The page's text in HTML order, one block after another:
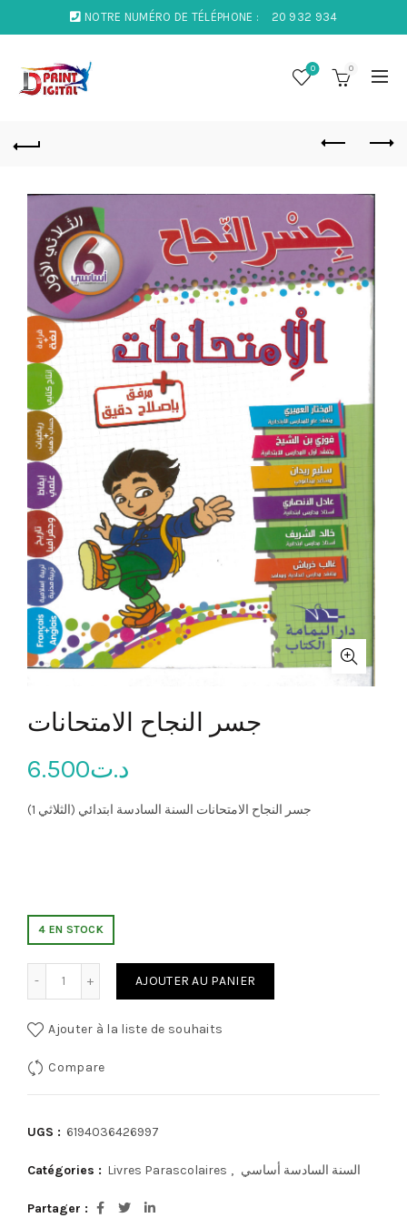
NOTRE NUMÉRO DE TÉLÉPHONE : 20 932 934
0 0
جسر النجاح الامتحانات
د.ت6.500
جسر النجاح الامتحانات السنة السادسة ابتدائي (الثلاثي 1)
4 EN STOCK
AJOUTER AU PANIER
Ajouter à la liste de souhaits
Compare
UGS : 6194036426997
Catégories : Livres Parascolaires , السنة السادسة أساسي
Partager